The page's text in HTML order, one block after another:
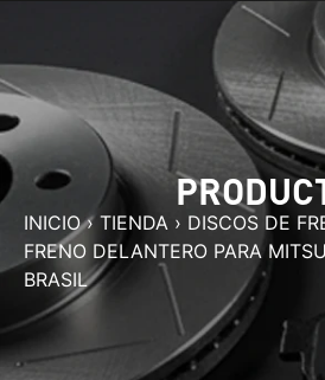
INICIO› TIENDA › DISCOS DE
FRENO DELANTERO PARA
BRASIL